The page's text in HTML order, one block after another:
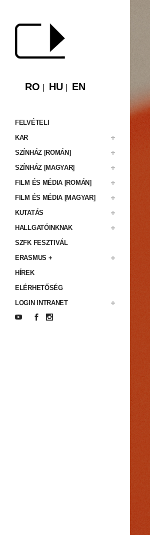
RO HU EN
FELVÉTELI
KAR
SZÍNHÁZ [ROMÁN]
SZÍNHÁZ [MAGYAR]
FILM ÉS MÉDIA [ROMÁN]
FILM ÉS MÉDIA [MAGYAR]
KUTATÁS
HALLGATÓINKNAK
SZFK FESZTIVÁL
ERASMUS +
HÍREK
ELÉRHETŐSÉG
LOGIN INTRANET